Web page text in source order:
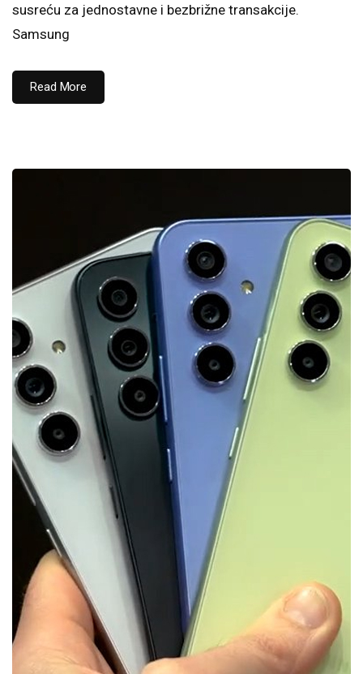
susreću za jednostavne i bezbrižne transakcije.
Samsung
Read More